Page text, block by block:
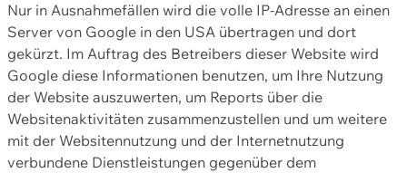
Nur in Ausnahmefällen wird die volle IP-Adresse an einen
Server von Google in den USA übertragen und dort
gekürzt. Im Auftrag des Betreibers dieser Website wird
Google diese Informationen benutzen, um Ihre Nutzung
der Website auszuwerten, um Reports über die
Websitenaktivitäten zusammenzustellen und um weitere
mit der Websitennutzung und der Internetnutzung
verbundene Dienstleistungen gegenüber dem